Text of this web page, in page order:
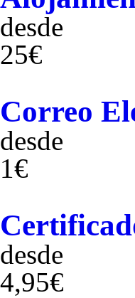
desde
25€
Correo
desde
1€
desde
4,95€